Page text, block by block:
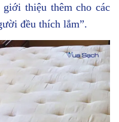
thiệu thêm cho các
đều thích lắm”.